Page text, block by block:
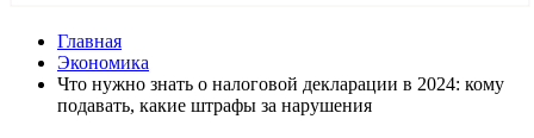
Главная
Экономика
Что нужно знать о налоговой декларации в 2024: кому
подавать, какие штрафы за нарушения